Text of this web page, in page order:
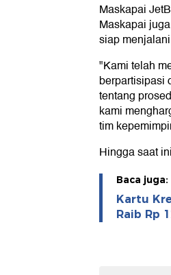
Maskapai
Maskapai
siap
"Kami telah
berpartisipasi
tentang
kami
tim
Hingga saat
Baca juga:
Kartu
Raib Rp